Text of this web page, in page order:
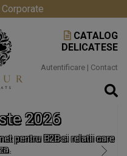
CATALOG
DELICATESE
Autentificare | Contact
2026
pentru B2B si relatii care